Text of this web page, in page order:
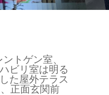
トゲン室、
ビリ室は明る
た屋外テラス
正面玄関前